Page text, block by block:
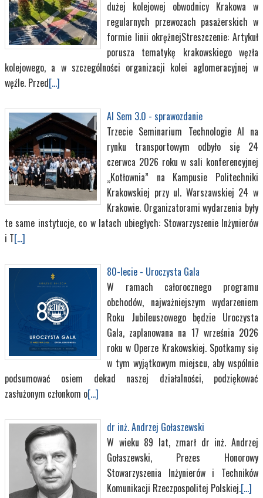
dużej kolejowej obwodnicy Krakowa w
regularnych przewozach pasażerskich w
formie linii okrężnejStreszczenie: Artykuł
porusza tematykę krakowskiego węzła
kolejowego, a w szczególności organizacji kolei aglomeracyjnej w
węźle. Przed[...]
AI Sem 3.0 - sprawozdanie
Trzecie Seminarium Technologie AI na
rynku transportowym odbyło się 24
czerwca 2026 roku w sali konferencyjnej
„Kotłownia” na Kampusie Politechniki
Krakowskiej przy ul. Warszawskiej 24 w
Krakowie. Organizatorami wydarzenia były
te same instytucje, co w latach ubiegłych: Stowarzyszenie Inżynierów
i T[...]
80-lecie - Uroczysta Gala
W ramach całorocznego programu
obchodów, najważniejszym wydarzeniem
Roku Jubileuszowego będzie Uroczysta
Gala, zaplanowana na 17 września 2026
roku w Operze Krakowskiej. Spotkamy się
w tym wyjątkowym miejscu, aby wspólnie
podsumować osiem dekad naszej działalności, podziękować
zasłużonym członkom o[...]
dr inż. Andrzej Gołaszewski
W wieku 89 lat, zmarł dr inż. Andrzej
Gołaszewski, Prezes Honorowy
Stowarzyszenia Inżynierów i Techników
Komunikacji Rzeczpospolitej Polskiej.[...]